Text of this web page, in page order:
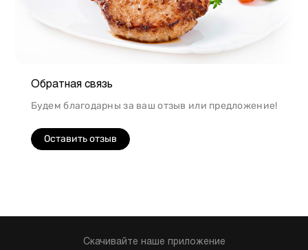
Обратная связь
Будем благодарны за ваш отзыв или предложение!
Оставить отзыв
Скачивайте наше приложение